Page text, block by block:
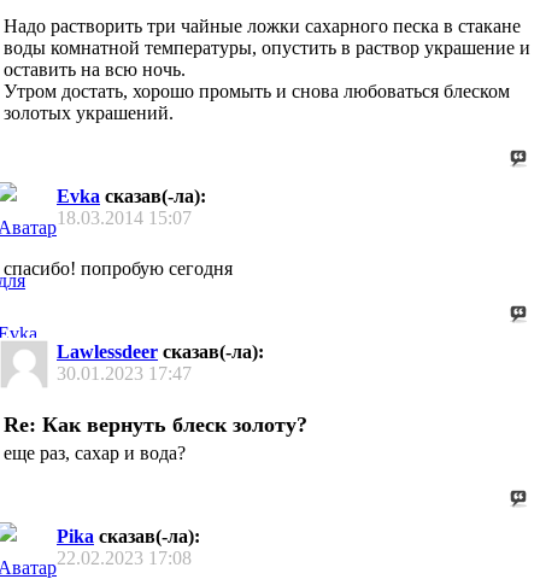
Надо растворить три чайные ложки сахарного песка в стакане
воды комнатной температуры, опустить в раствор украшение и
оставить на всю ночь.
Утром достать, хорошо промыть и снова любоваться блеском
золотых украшений.
Evka сказав(-ла):
18.03.2014 15:07
спасибо! попробую сегодня
Lawlessdeer сказав(-ла):
30.01.2023 17:47
Re: Как вернуть блеск золоту?
еще раз, сахар и вода?
Pika сказав(-ла):
22.02.2023 17:08